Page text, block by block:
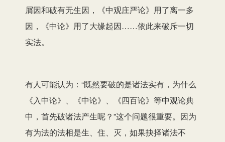
屑因和破有无生因，《中观庄严论》用了离一多
因，《中论》用了大缘起因……依此来破斥一切
实法。
有人可能认为：“既然要破的是诸法实有，为什么
《入中论》、《中论》、《四百论》等中观论典
中，首先破诸法产生呢？”这个问题很重要。因为
有为法的法相是生、住、灭，如果抉择诸法不